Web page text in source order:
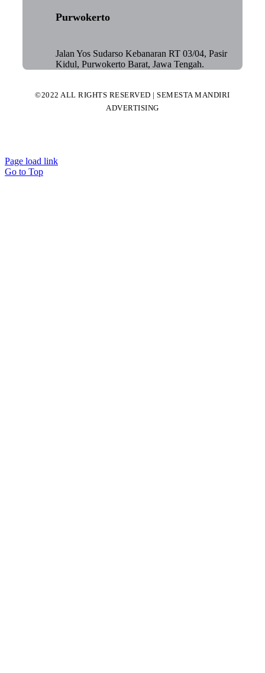
Purwokerto
Jalan Yos Sudarso Kebanaran RT 03/04, Pasir
Kidul, Purwokerto Barat, Jawa Tengah.
©2022 ALL RIGHTS RESERVED | SEMESTA MANDIRI
ADVERTISING
Page load link
Go to Top